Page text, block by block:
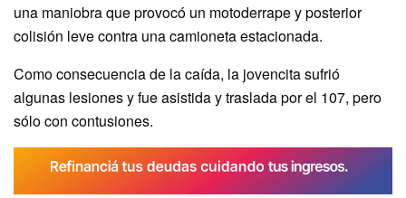
una maniobra que provocó un motoderrape y posterior
colisión leve contra una camioneta estacionada.
Como consecuencia de la caída, la jovencita sufrió
algunas lesiones y fue asistida y traslada por el 107, pero
sólo con contusiones.